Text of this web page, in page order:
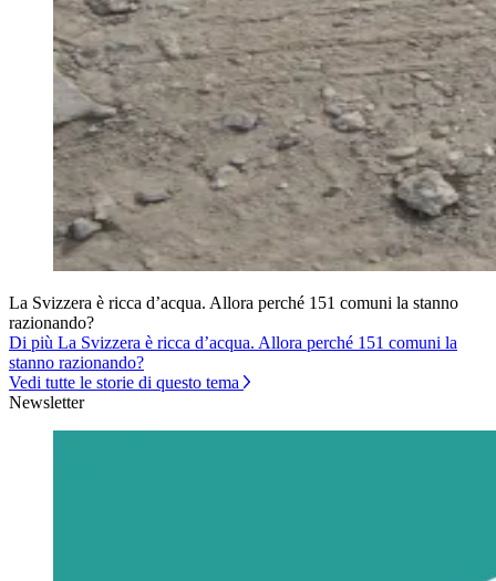
La Svizzera è ricca d’acqua. Allora perché 151 comuni la stanno
razionando?
Di più La Svizzera è ricca d’acqua. Allora perché 151 comuni la
stanno razionando?
Vedi tutte le storie di questo tema
Newsletter